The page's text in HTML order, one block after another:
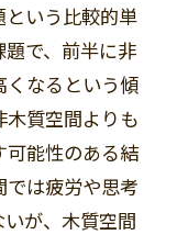
いう比較的単
で、前半に非
くなるという傾
質空間よりも
可能性のある結
は疲労や思考
が、木質空間